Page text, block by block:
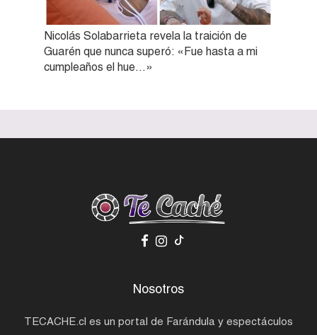
Nicolás Solabarrieta revela la traición de
Guarén que nunca superó: «Fue hasta a mi
cumpleaños el hue…»
Nosotros
TECACHE.cl es un portal de Farándula y espectáculos